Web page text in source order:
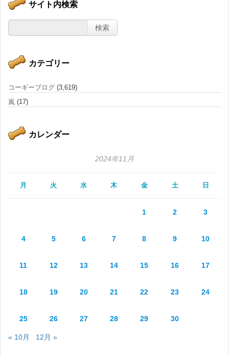
サイト内検索
カテゴリー
コーギーブログ (3,619)
嵐 (17)
カレンダー
2024年11月
月 火 水 木 金 土 日
1 2 3
4 5 6 7 8 9 10
11 12 13 14 15 16 17
18 19 20 21 22 23 24
25 26 27 28 29 30
« 10月 12月 »